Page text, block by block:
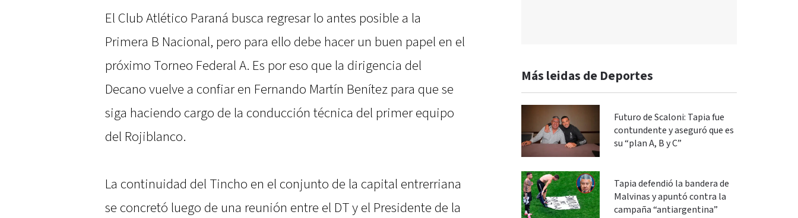
El Club Atlético Paraná busca regresar lo antes posible a la
Primera B Nacional, pero para ello debe hacer un buen papel en el
próximo Torneo Federal A. Es por eso que la dirigencia del
Decano vuelve a confiar en Fernando Martín Benítez para que se
siga haciendo cargo de la conducción técnica del primer equipo
del Rojiblanco.
La continuidad del Tincho en el conjunto de la capital entrerriana
se concretó luego de una reunión entre el DT y el Presidente de la
Más leidas de Deportes
Futuro de Scaloni: Tapia fue
contundente y aseguró que es
su “plan A, B y C”
Tapia defendió la bandera de
Malvinas y apuntó contra la
campaña “antiargentina”